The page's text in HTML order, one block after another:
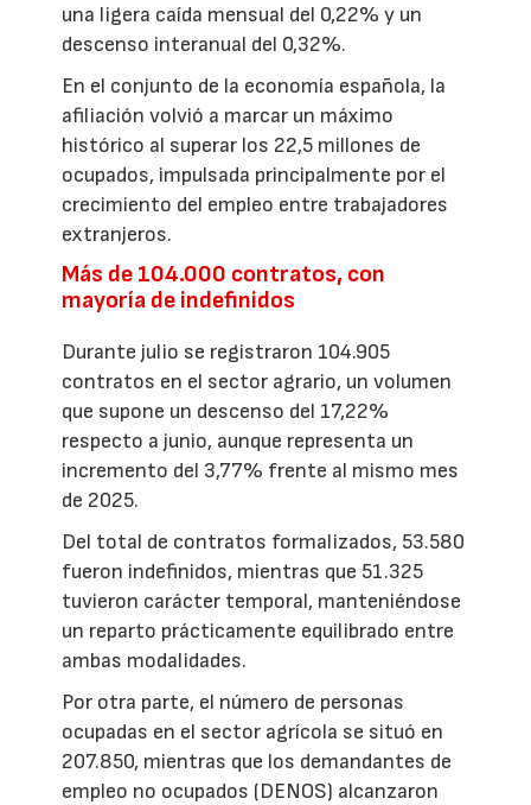
una ligera caída mensual del 0,22% y un
descenso interanual del 0,32%.
En el conjunto de la economía española, la
afiliación volvió a marcar un máximo
histórico al superar los 22,5 millones de
ocupados, impulsada principalmente por el
crecimiento del empleo entre trabajadores
extranjeros.
Más de 104.000 contratos, con
mayoría de indefinidos
Durante julio se registraron 104.905
contratos en el sector agrario, un volumen
que supone un descenso del 17,22%
respecto a junio, aunque representa un
incremento del 3,77% frente al mismo mes
de 2025.
Del total de contratos formalizados, 53.580
fueron indefinidos, mientras que 51.325
tuvieron carácter temporal, manteniéndose
un reparto prácticamente equilibrado entre
ambas modalidades.
Por otra parte, el número de personas
ocupadas en el sector agrícola se situó en
207.850, mientras que los demandantes de
empleo no ocupados (DENOS) alcanzaron